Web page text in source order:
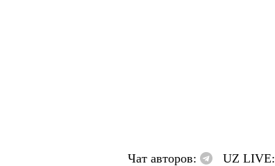
Чат авторов: UZ LIVE: